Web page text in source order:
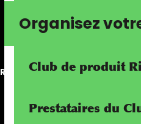
Organisez
Club de produit
Prestataires du
RivierALP